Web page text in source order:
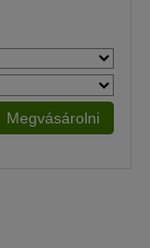
Megvásárolni